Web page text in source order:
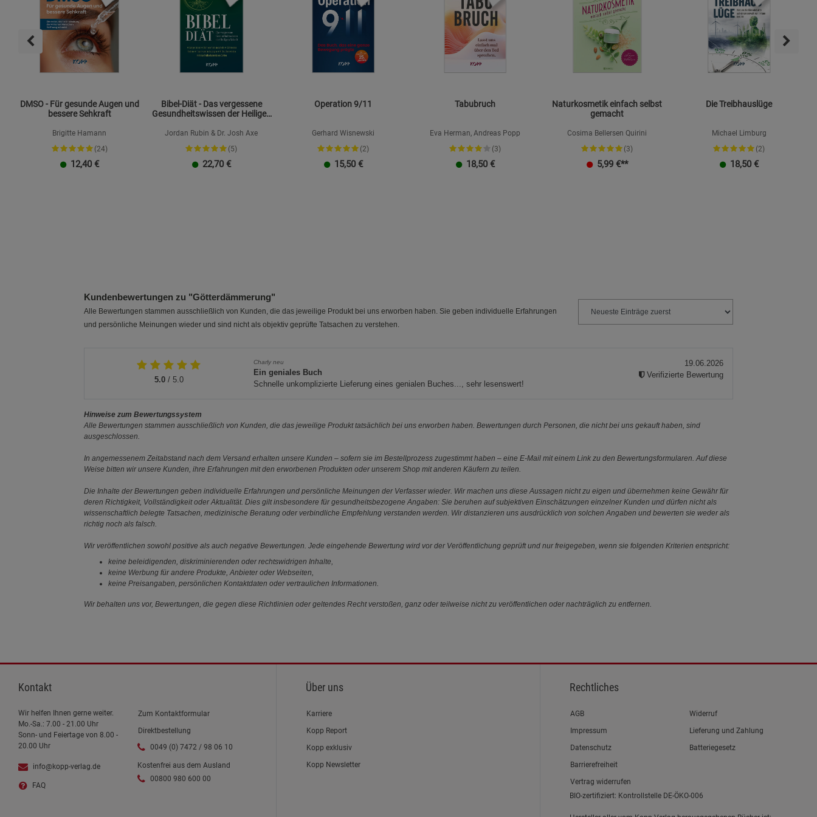
DMSO - Für gesunde Augen und
bessere Sehkraft
Brigitte Hamann
(24)
12,40 €
Bibel-Diät - Das vergessene
Gesundheitswissen der Heiligen
Jordan Rubin & Dr. Josh Axe
(5)
22,70 €
Operation 9/11
Gerhard Wisnewski
(2)
15,50 €
Tabubruch
Eva Herman, Andreas Popp
(3)
18,50 €
Naturkosmetik einfach selbst
gemacht
Cosima Bellersen Quirini
(3)
5,99 €**
Die Treibhauslüge
Michael Limburg
(2)
18,50 €
Kundenbewertungen zu "Götterdämmerung"
Alle Bewertungen stammen ausschließlich von Kunden, die das jeweilige Produkt bei uns erworben haben. Sie geben individuelle Erfahrungen
und persönliche Meinungen wieder und sind nicht als objektiv geprüfte Tatsachen zu verstehen.
5.0/ 5.0
Charly neu
Ein geniales Buch
Schnelle unkomplizierte Lieferung eines genialen Buches..., sehr lesenswert!
19.06.2026
Verifizierte Bewertung
Hinweise zum Bewertungssystem
Alle Bewertungen stammen ausschließlich von Kunden, die das jeweilige Produkt tatsächlich bei uns erworben haben. Bewertungen durch Personen, die nicht bei uns gekauft haben, sind
ausgeschlossen.
In angemessenem Zeitabstand nach dem Versand erhalten unsere Kunden – sofern sie im Bestellprozess zugestimmt haben – eine E-Mail mit einem Link zu den Bewertungsformularen. Auf diese
Weise bitten wir unsere Kunden, ihre Erfahrungen mit den erworbenen Produkten oder unserem Shop mit anderen Käufern zu teilen.
Die Inhalte der Bewertungen geben individuelle Erfahrungen und persönliche Meinungen der Verfasser wieder. Wir machen uns diese Aussagen nicht zu eigen und übernehmen keine Gewähr für
deren Richtigkeit, Vollständigkeit oder Aktualität. Dies gilt insbesondere für gesundheitsbezogene Angaben: Sie beruhen auf subjektiven Einschätzungen einzelner Kunden und dürfen nicht als
wissenschaftlich belegte Tatsachen, medizinische Beratung oder verbindliche Empfehlung verstanden werden. Wir distanzieren uns ausdrücklich von solchen Angaben und bewerten sie weder als
richtig noch als falsch.
Wir veröffentlichen sowohl positive als auch negative Bewertungen. Jede eingehende Bewertung wird vor der Veröffentlichung geprüft und nur freigegeben, wenn sie folgenden Kriterien entspricht:
keine beleidigenden, diskriminierenden oder rechtswidrigen Inhalte,
keine Werbung für andere Produkte, Anbieter oder Webseiten,
keine Preisangaben, persönlichen Kontaktdaten oder vertraulichen Informationen.
Wir behalten uns vor, Bewertungen, die gegen diese Richtlinien oder geltendes Recht verstoßen, ganz oder teilweise nicht zu veröffentlichen oder nachträglich zu entfernen.
Kontakt
Wir helfen Ihnen gerne weiter.
Mo.-Sa.: 7.00 - 21.00 Uhr
Sonn- und Feiertage von 8.00 -
20.00 Uhr
info@kopp-verlag.de
FAQ
Zum Kontaktformular
Direktbestellung
0049 (0) 7472 / 98 06 10
Kostenfrei aus dem Ausland
00800 980 600 00
Über uns
Karriere
Kopp Report
Kopp exklusiv
Kopp Newsletter
Rechtliches
Link zum/zur
AGB
Link zum/zur
Impressum
Link zum/zur
Datenschutz
Link zum/zur
Barrierefreiheit
Vertrag widerrufen
Widerruf
Lieferung und Zahlung
Batteriegesetz
BIO-zertifiziert: Kontrollstelle DE-ÖKO-006
Beschreibung Marketing Cookies
anzeigen
Datenschutzerklärung